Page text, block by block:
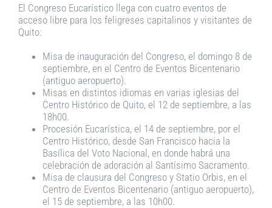
El Congreso Eucarístico llega con cuatro eventos de
acceso libre para los feligreses capitalinos y visitantes de
Quito:
Misa de inauguración del Congreso, el domingo 8 de
septiembre, en el Centro de Eventos Bicentenario
(antiguo aeropuerto).
Misas en distintos idiomas en varias iglesias del
Centro Histórico de Quito, el 12 de septiembre, a las
18h00.
Procesión Eucarística, el 14 de septiembre, por el
Centro Histórico, desde San Francisco hacia la
Basílica del Voto Nacional, en donde habrá una
celebración de adoración al Santísimo Sacramento.
Misa de clausura del Congreso y Statio Orbis, en el
Centro de Eventos Bicentenario (antiguo aeropuerto),
el 15 de septiembre, a las 10h00.